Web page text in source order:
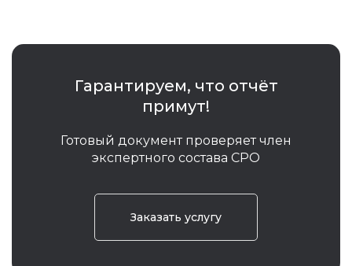
Гарантируем, что отчёт
примут!
Готовый документ проверяет член
экспертного состава СРО
Заказать услугу